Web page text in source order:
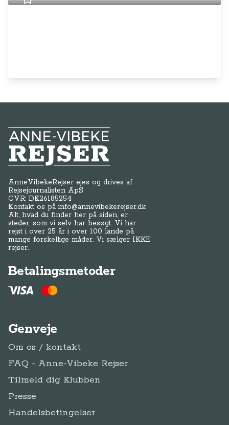
Anne-Vibeke Rejser
AnneVibekeRejser ejes og drives af
Rejsejournalisten ApS
CVR: DK26185254
Kontakt os påinfo@annevibekerejser.dk
Alt, hvad du finder her på siden, er
steder, som vi selv har besøgt. Vi har
rejst i over 25 år i over 100 lande på
mange forskellige måder. Vi sælger IKKE
rejser.
Betalingsmetoder
Genveje
Om os / kontakt
FAQ - Anne-Vibeke Rejser
Tilmeld dig Klubben
Presse
Handelsbetingelser